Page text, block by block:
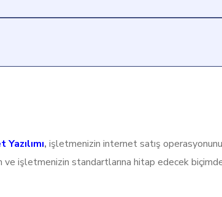
, işletmenizin internet satış operasyonunu
işletmenizin standartlarına hitap edecek